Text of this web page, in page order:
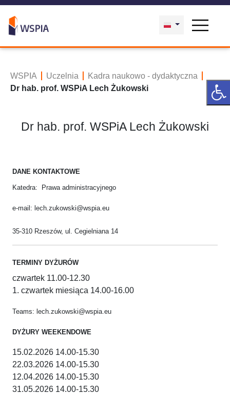
WSPIA Uczelnia
Kadra naukowo - dydaktyczna
Dr hab. prof. WSPiA Lech Żukowski
Dr hab. prof. WSPiA Lech Żukowski
DANE KONTAKTOWE
Katedra: Prawa administracyjnego
e-mail: lech.zukowski@wspia.eu
35-310 Rzeszów, ul. Cegielniana 14
TERMINY DYŻURÓW
czwartek 11.00-12.30
1. czwartek miesiąca 14.00-16.00
Teams: lech.zukowski@wspia.eu
DYŻURY WEEKENDOWE
15.02.2026 14.00-15.30
22.03.2026 14.00-15.30
12.04.2026 14.00-15.30
31.05.2026 14.00-15.30